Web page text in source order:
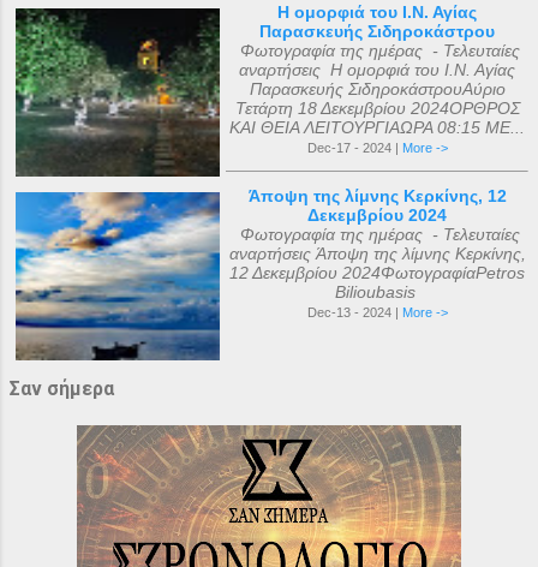
Η ομορφιά του Ι.Ν. Αγίας
Παρασκευής Σιδηροκάστρου
Φωτογραφία της ημέρας - Τελευταίες
αναρτήσεις Η ομορφιά του Ι.Ν. Αγίας
Παρασκευής ΣιδηροκάστρουΑύριο
Τετάρτη 18 Δεκεμβρίου 2024ΟΡΘΡΟΣ
ΚΑΙ ΘΕΙΑ ΛΕΙΤΟΥΡΓΙΑΩΡΑ 08:15 ΜΕ...
Dec-17 - 2024 | More ->
Άποψη της λίμνης Κερκίνης, 12
Δεκεμβρίου 2024
Φωτογραφία της ημέρας - Τελευταίες
αναρτήσεις Άποψη της λίμνης Κερκίνης,
12 Δεκεμβρίου 2024ΦωτογραφίαPetros
Bilioubasis
Dec-13 - 2024 | More ->
Σαν σήμερα